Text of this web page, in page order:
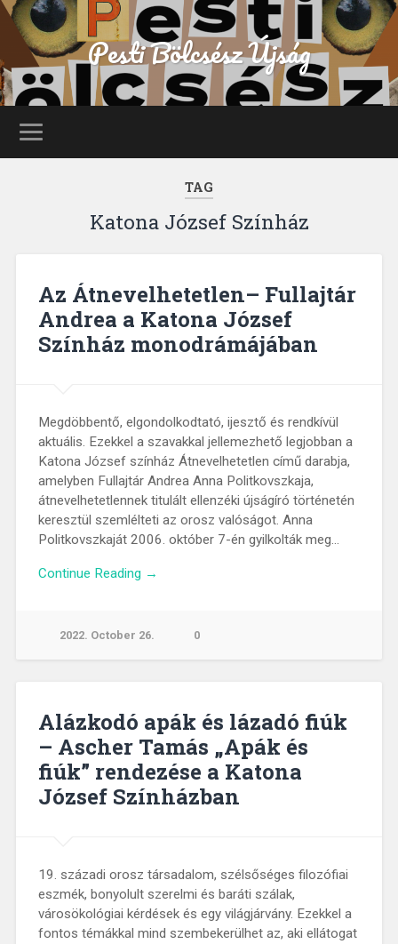
Pesti Bölcsész Újság
TAG
Katona József Színház
Az Átnevelhetetlen– Fullajtár
Andrea a Katona József
Színház monodrámájában
Megdöbbentő, elgondolkodtató, ijesztő és rendkívül
aktuális. Ezekkel a szavakkal jellemezhető legjobban a
Katona József színház Átnevelhetetlen című darabja,
amelyben Fullajtár Andrea Anna Politkovszkaja,
átnevelhetetlennek titulált ellenzéki újságíró történetén
keresztül szemlélteti az orosz valóságot. Anna
Politkovszkaját 2006. október 7-én gyilkolták meg…
Continue Reading →
2022. October 26. 0
Alázkodó apák és lázadó fiúk
– Ascher Tamás „Apák és
fiúk” rendezése a Katona
József Színházban
19. századi orosz társadalom, szélsőséges filozófiai
eszmék, bonyolult szerelmi és baráti szálak,
városökológiai kérdések és egy világjárvány. Ezekkel a
fontos témákkal mind szembekerülhet az, aki ellátogat